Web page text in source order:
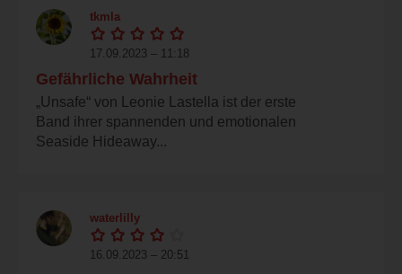
tkmla
17.09.2023 – 11:18
Gefährliche Wahrheit
„Unsafe“ von Leonie Lastella ist der erste
Band ihrer spannenden und emotionalen
Seaside Hideaway...
waterlilly
16.09.2023 – 20:51